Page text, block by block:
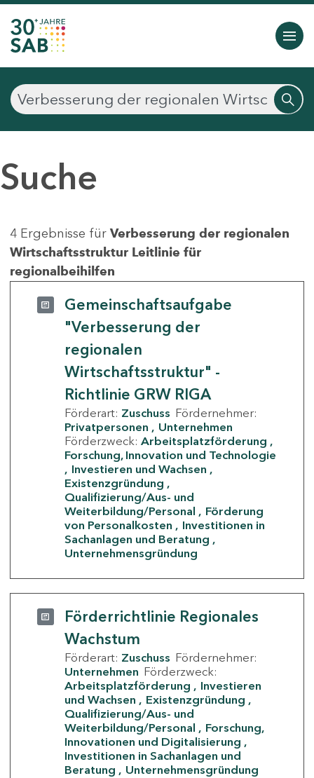
Suche
4 Ergebnisse für Verbesserung der regionalen
Wirtschaftsstruktur Leitlinie für
regionalbeihilfen
Gemeinschaftsaufgabe
"Verbesserung der
regionalen
Wirtschaftsstruktur" -
Richtlinie GRW RIGA
Förderart: Zuschuss Fördernehmer:
Privatpersonen
Unternehmen
Förderzweck: Arbeitsplatzförderung
Forschung, Innovation und Technologie
Investieren und Wachsen
Existenzgründung
Qualifizierung/Aus- und
Weiterbildung/Personal
Förderung
von Personalkosten
Investitionen in
Sachanlagen und Beratung
Unternehmensgründung
Förderrichtlinie Regionales
Wachstum
Förderart: Zuschuss Fördernehmer:
Unternehmen Förderzweck:
Arbeitsplatzförderung
Investieren
und Wachsen
Existenzgründung
Qualifizierung/Aus- und
Weiterbildung/Personal
Forschung,
Innovationen und Digitalisierung
Investitionen in Sachanlagen und
Beratung
Unternehmensgründung